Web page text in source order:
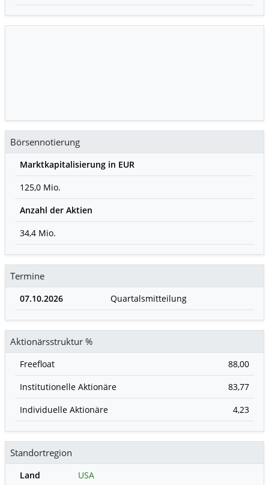
Börsennotierung
Marktkapitalisierung in EUR
125,0 Mio.
Anzahl der Aktien
34,4 Mio.
Termine
07.10.2026 Quartalsmitteilung
Aktionärsstruktur %
Freefloat
88,00
Institutionelle Aktionäre
83,77
Individuelle Aktionäre
4,23
Standortregion
Land
USA